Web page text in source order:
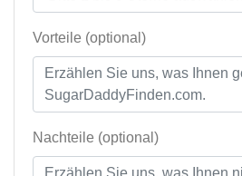
Vorteile (optional)
Nachteile (optional)